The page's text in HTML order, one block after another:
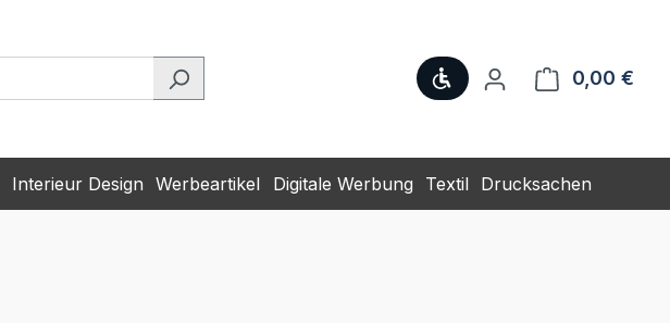
Werkzeugleiste anzeigen
0,00 €
Interieur Design Werbeartikel Digitale Werbung Textil Drucksachen